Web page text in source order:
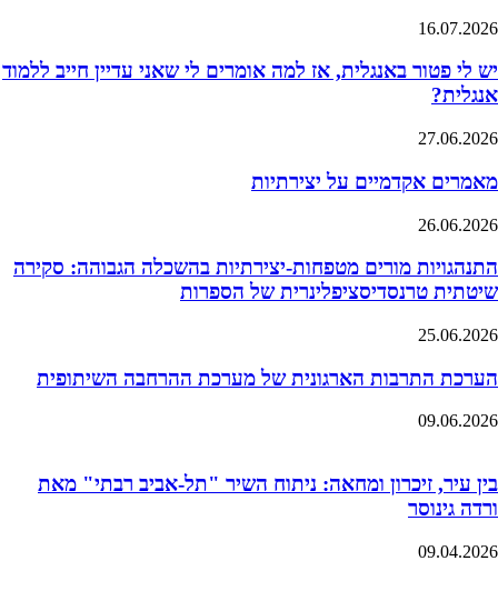
16.07.2026
יש לי פטור באנגלית, אז למה אומרים לי שאני עדיין חייב ללמוד
אנגלית?
27.06.2026
מאמרים אקדמיים על יצירתיות
26.06.2026
התנהגויות מורים מטפחות-יצירתיות בהשכלה הגבוהה: סקירה
שיטתית טרנסדיסציפלינרית של הספרות
25.06.2026
הערכת התרבות הארגונית של מערכת ההרחבה השיתופית
09.06.2026
בין עיר, זיכרון ומחאה: ניתוח השיר "תל-אביב רבתי" מאת
ורדה גינוסר
09.04.2026